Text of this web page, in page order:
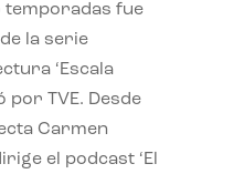
fue
la serie
‘Escala
por TVE. Desde
Carmen
el podcast ‘El